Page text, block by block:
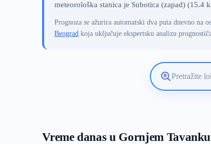
meteorološka stanica je Subotica (zapad) (15.4
Prognoza se ažurira automatski dva puta dnevno na
Beograd koja uključuje ekspertsku analizu
Pretražite
lokaciju
Vreme danas u Gornjem